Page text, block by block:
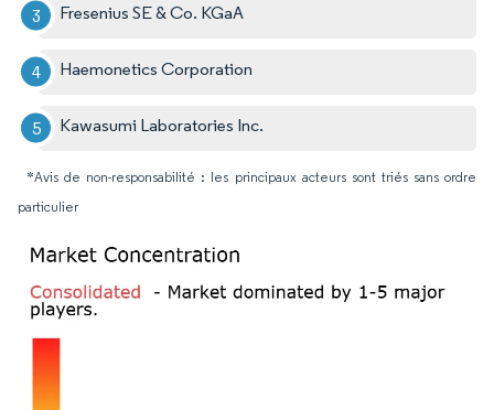
Fresenius SE & Co. KGaA
Haemonetics Corporation
Kawasumi Laboratories Inc.
*Avis de non-responsabilité : les principaux acteurs sont triés sans ordre
particulier